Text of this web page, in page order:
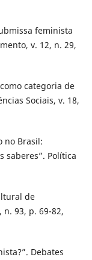
feminista
v. 12, n. 29,
categoria de
Sociais, v. 18,
no Brasil:
saberes”. Política
de
93, p. 69-82,
Debates